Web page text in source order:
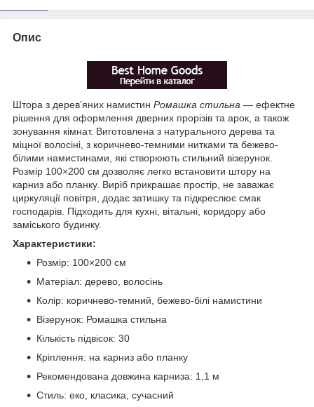
Опис
Штора з дерев’яних намистин Ромашка стильна — ефектне
рішення для оформлення дверних прорізів та арок, а також
зонування кімнат. Виготовлена з натурального дерева та
міцної волосіні, з коричнево-темними нитками та бежево-
білими намистинами, які створюють стильний візерунок.
Розмір 100×200 см дозволяє легко встановити штору на
карниз або планку. Виріб прикрашає простір, не заважає
циркуляції повітря, додає затишку та підкреслює смак
господарів. Підходить для кухні, вітальні, коридору або
заміського будинку.
Характеристики:
Розмір: 100×200 см
Матеріал: дерево, волосінь
Колір: коричнево-темний, бежево-білі намистини
Візерунок: Ромашка стильна
Кількість підвісок: 30
Кріплення: на карниз або планку
Рекомендована довжина карниза: 1,1 м
Стиль: еко, класика, сучасний